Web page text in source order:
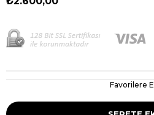
Favorilere